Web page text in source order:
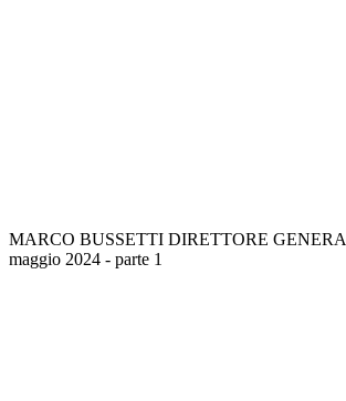
MARCO BUSSETTI DIRETTORE
maggio 2024 - parte 1